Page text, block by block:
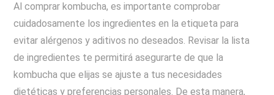
Al comprar kombucha, es importante comprobar
cuidadosamente los ingredientes en la etiqueta para
evitar alérgenos y aditivos no deseados. Revisar la lista
de ingredientes te permitirá asegurarte de que la
kombucha que elijas se ajuste a tus necesidades
dietéticas y preferencias personales. De esta manera,